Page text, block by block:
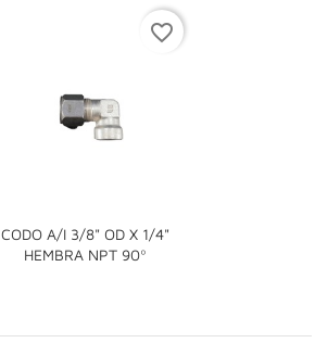
CODO A/I 3/8" OD X 1/4"
HEMBRA NPT 90º
favorite_border